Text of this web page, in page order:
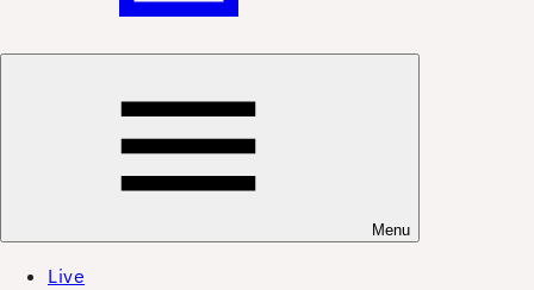
Menu
Live